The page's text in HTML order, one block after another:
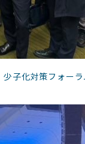
子化対策フォー